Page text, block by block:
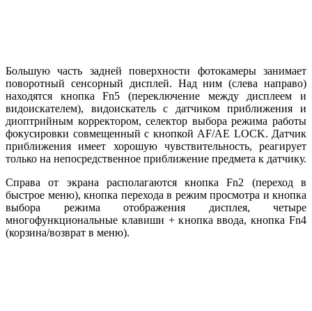
Большую часть задней поверхности фотокамеры занимает
поворотный сенсорный дисплей. Над ним (слева направо)
находятся кнопка Fn5 (переключение между дисплеем и
видоискателем), видоискатель с датчиком приближения и
диоптрийным корректором, селектор выбора режима работы
фокусировки совмещенный с кнопкой AF/AE LOCK. Датчик
приближения имеет хорошую чувствительность, реагирует
только на непосредственное приближение предмета к датчику.
Справа от экрана располагаются кнопка Fn2 (переход в
быстрое меню), кнопка перехода в режим просмотра и кнопка
выбора режима отображения дисплея, четыре
многофункциональные клавиши + кнопка ввода, кнопка Fn4
(корзина/возврат в меню).